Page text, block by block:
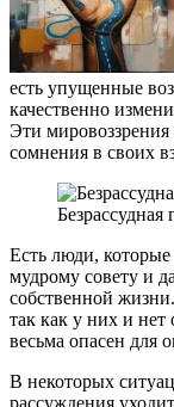
есть упущенные
качественно
Эти
сомнения в своих
Безрассудная
Есть люди,
мудрому совету и
собственной
так как у них и
весьма опасен для
В некоторых
рассуждения